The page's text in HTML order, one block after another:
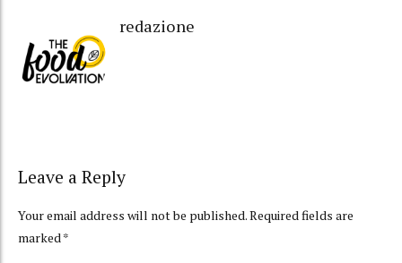
redazione
Leave a Reply
Your email address will not be published. Required fields are
marked *